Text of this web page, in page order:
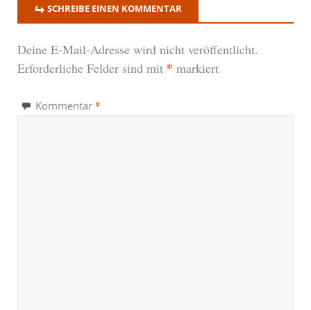
SCHREIBE EINEN KOMMENTAR
Deine E-Mail-Adresse wird nicht veröffentlicht.
Erforderliche Felder sind mit * markiert
Kommentar *